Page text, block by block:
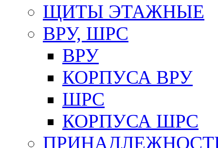
ЩИТЫ ЭТАЖНЫЕ
ВРУ, ШРС
ВРУ
КОРПУСА ВРУ
ШРС
КОРПУСА ШРС